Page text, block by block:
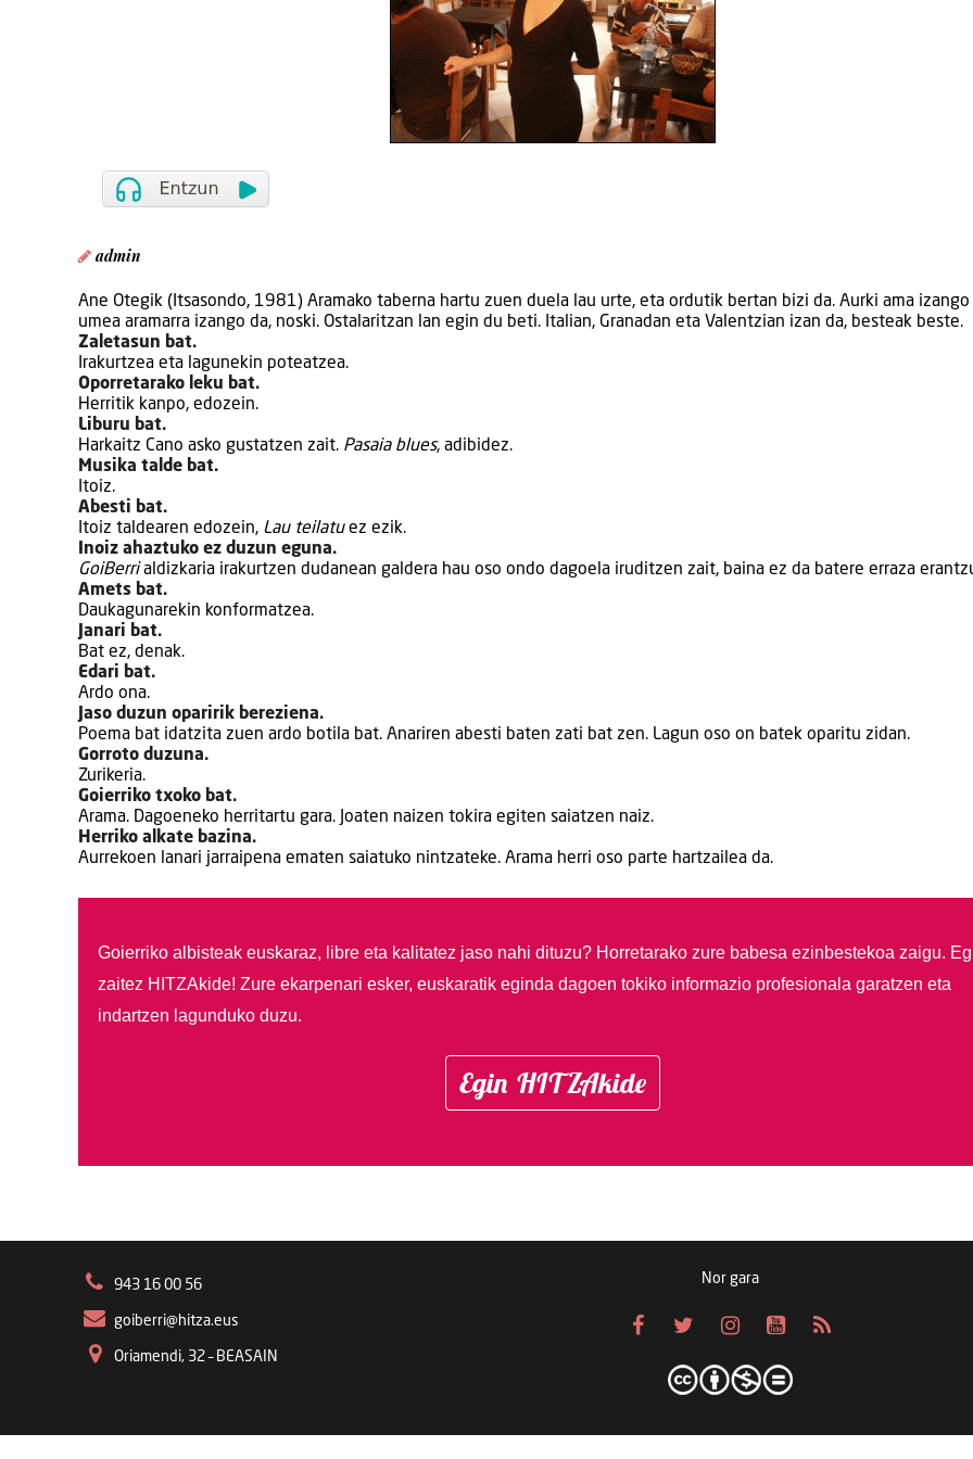
admin
Ane Otegik (Itsasondo, 1981) Aramako taberna hartu zuen duela lau urte, eta ordutik bertan bizi da. Aurki ama izango
umea aramarra izango da, noski. Ostalaritzan lan egin du beti. Italian, Granadan eta Valentzian izan da, besteak beste.
Zaletasun bat.
Irakurtzea eta lagunekin poteatzea.
Oporretarako leku bat.
Herritik kanpo, edozein.
Liburu bat.
Harkaitz Cano asko gustatzen zait. Pasaia blues, adibidez.
Musika talde bat.
Itoiz.
Abesti bat.
Itoiz taldearen edozein, Lau teilatuez ezik.
Inoiz ahaztuko ez duzun eguna.
GoiBerrialdizkaria irakurtzen dudanean galdera hau oso ondo dagoela iruditzen zait, baina ez da batere erraza
Amets bat.
Daukagunarekin konformatzea.
Janari bat.
Bat ez, denak.
Edari bat.
Ardo ona.
Jaso duzun oparirik bereziena.
Poema bat idatzita zuen ardo botila bat. Anariren abesti baten zati bat zen. Lagun oso on batek oparitu zidan.
Gorroto duzuna.
Zurikeria.
Goierriko txoko bat.
Arama. Dagoeneko herritartu gara. Joaten naizen tokira egiten saiatzen naiz.
Herriko alkate bazina.
Aurrekoen lanari jarraipena ematen saiatuko nintzateke. Arama herri oso parte hartzailea da.
Goierriko albisteak euskaraz, libre eta kalitatez jaso nahi dituzu? Horretarako zure babesa ezinbestekoa zaigu.
zaitez HITZAkide! Zure ekarpenari esker, euskaratik eginda dagoen tokiko informazio profesionala garatzen eta
indartzen lagunduko duzu.
Egin HITZAkide
943 16 00 56
goiberri@hitza.eus
Oriamendi, 32 – BEASAIN
Nor gara